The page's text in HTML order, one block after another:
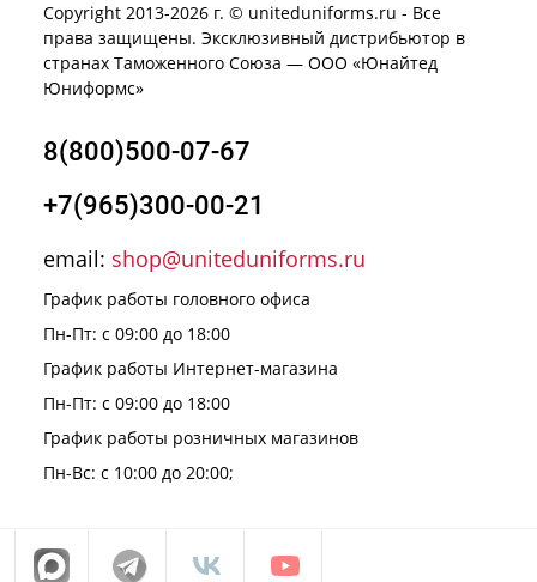
Copyright 2013-2026 г. © uniteduniforms.ru - Все
права защищены. Эксклюзивный дистрибьютор в
странах Таможенного Союза — ООО «Юнайтед
Юниформс»
8(800)500-07-67
+7(965)300-00-21
email: shop@uniteduniforms.ru
График работы головного офиса
Пн-Пт: с 09:00 до 18:00
График работы Интернет-магазина
Пн-Пт: с 09:00 до 18:00
График работы розничных магазинов
Пн-Вс: с 10:00 до 20:00;